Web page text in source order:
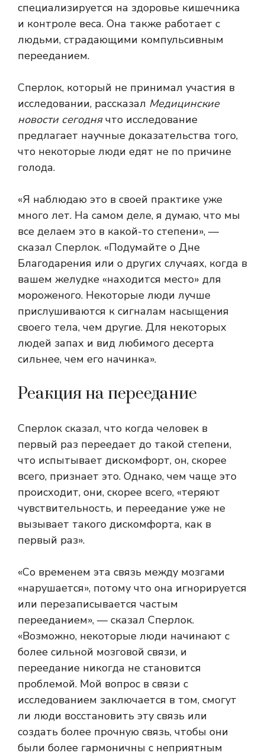
специализируется на здоровье кишечника
и контроле веса. Она также работает с
людьми, страдающими компульсивным
перееданием.
Сперлок, который не принимал участия в
исследовании, рассказал Медицинские
новости сегоднячто исследование
предлагает научные доказательства того,
что некоторые люди едят не по причине
голода.
«Я наблюдаю это в своей практике уже
много лет. На самом деле, я думаю, что мы
все делаем это в какой-то степени», —
сказал Сперлок. «Подумайте о Дне
Благодарения или о других случаях, когда в
вашем желудке «находится место» для
мороженого. Некоторые люди лучше
прислушиваются к сигналам насыщения
своего тела, чем другие. Для некоторых
людей запах и вид любимого десерта
сильнее, чем его начинка».
Реакция на переедание
Сперлок сказал, что когда человек в
первый раз переедает до такой степени,
что испытывает дискомфорт, он, скорее
всего, признает это. Однако, чем чаще это
происходит, они, скорее всего, «теряют
чувствительность, и переедание уже не
вызывает такого дискомфорта, как в
первый раз».
«Со временем эта связь между мозгами
«нарушается», потому что она игнорируется
или перезаписывается частым
перееданием», — сказал Сперлок.
«Возможно, некоторые люди начинают с
более сильной мозговой связи, и
переедание никогда не становится
проблемой. Мой вопрос в связи с
исследованием заключается в том, смогут
ли люди восстановить эту связь или
создать более прочную связь, чтобы они
были более гармоничны с неприятным